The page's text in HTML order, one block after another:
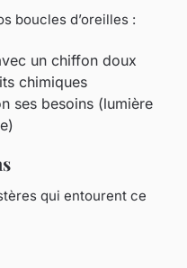
boucles d’oreilles :
un chiffon doux
chimiques
ses besoins (lumière
qui entourent ce